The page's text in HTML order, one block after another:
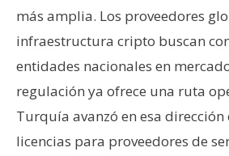
más amplia. Los proveedores
infraestructura cripto buscan
entidades nacionales en
regulación ya ofrece una ruta
Turquía avanzó en esa dirección
licencias para proveedores de